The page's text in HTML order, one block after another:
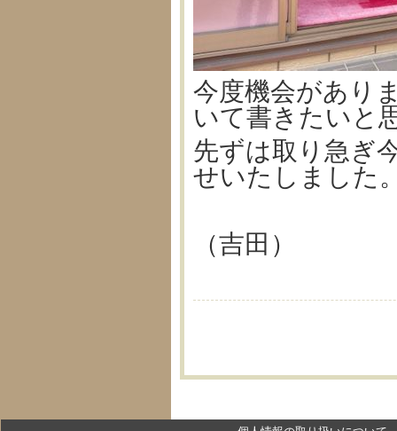
今度機会があり
いて書きたいと
先ずは取り急ぎ
せいたしました
（吉田）